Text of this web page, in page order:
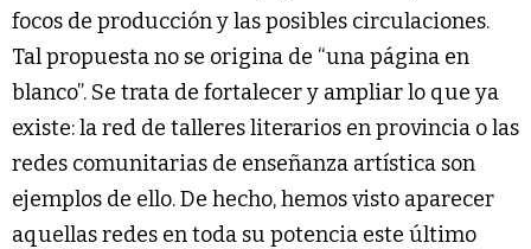
focos de producción y las posibles circulaciones.
Tal propuesta no se origina de “una página en
blanco”. Se trata de fortalecer y ampliar lo que ya
existe: la red de talleres literarios en provincia o las
redes comunitarias de enseñanza artística son
ejemplos de ello. De hecho, hemos visto aparecer
aquellas redes en toda su potencia este último